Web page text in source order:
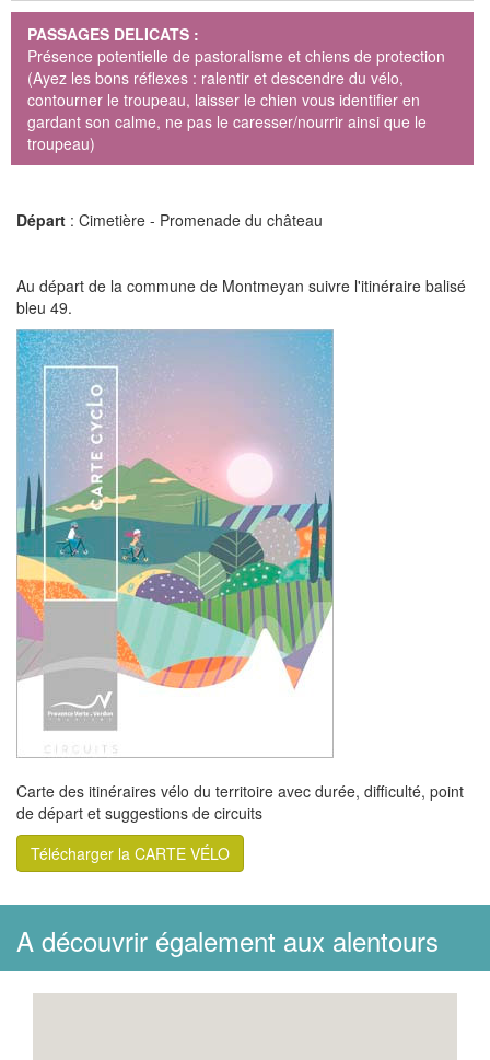
PASSAGES DELICATS :
Présence potentielle de pastoralisme et chiens de protection
(Ayez les bons réflexes : ralentir et descendre du vélo,
contourner le troupeau, laisser le chien vous identifier en
gardant son calme, ne pas le caresser/nourrir ainsi que le
troupeau)
Départ : Cimetière - Promenade du château
Au départ de la commune de Montmeyan suivre l'itinéraire balisé
bleu 49.
Carte des itinéraires vélo du territoire avec durée, difficulté, point
de départ et suggestions de circuits
Télécharger la CARTE VÉLO
A découvrir également aux alentours